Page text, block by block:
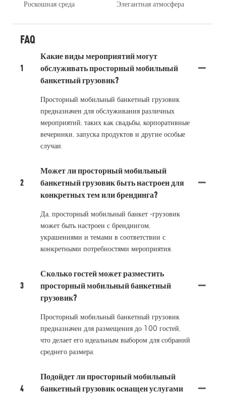
Роскошная среда
Элегантная атмосфера
FAQ
1
Какие виды мероприятий могут
обслуживать просторный мобильный
банкетный грузовик?
Просторный мобильный банкетный грузовик
предназначен для обслуживания различных
мероприятий, таких как свадьбы, корпоративные
вечеринки, запуска продуктов и другие особые
случаи.
2
Может ли просторный мобильный
банкетный грузовик быть настроен для
конкретных тем или брендинга?
Да, просторный мобильный банкет -грузовик
может быть настроен с брендингом,
украшениями и темами в соответствии с
конкретными потребностями мероприятия.
3
Сколько гостей может разместить
просторный мобильный банкетный
грузовик?
Просторный мобильный банкетный грузовик
предназначен для размещения до 100 гостей,
что делает его идеальным выбором для собраний
среднего размера.
4
Подойдет ли просторный мобильный
банкетный грузовик оснащен услугами